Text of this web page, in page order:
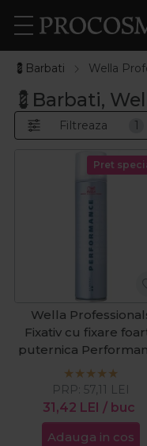
💈Barbati Wella
💈Barbati,
Filtreaza 1
Pret
Wella
Fixativ cu fixare
puternica
Fix-2 500ml
31,42 LEI / buc
PRP: 57,11 LEI
Adauga in cos